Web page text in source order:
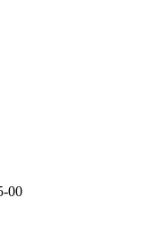
00